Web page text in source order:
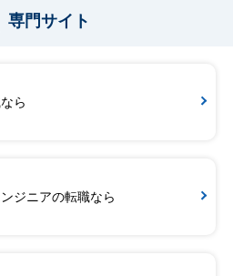
専門サイト
ら
ジニアの転職なら